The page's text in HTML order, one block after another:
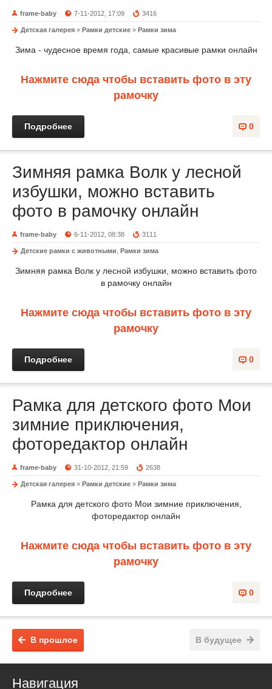
frame-baby 7-11-2012, 17:09 3416
Детская галерея » Рамки детские » Рамки зима
Зима - чудесное время года, самые красивые рамки онлайн
Нажмите сюда чтобы вставить фото в эту
рамочку
0
Подробнее
Зимняя рамка Волк у лесной
избушки, можно вставить
фото в рамочку онлайн
frame-baby 6-11-2012, 08:38 3111
Детские рамки с животными Рамки зима
Зимняя рамка Волк у лесной избушки, можно вставить фото
в рамочку онлайн
Нажмите сюда чтобы вставить фото в эту
рамочку
0
Подробнее
Рамка для детского фото Мои
зимние приключения,
фоторедактор онлайн
frame-baby 31-10-2012, 21:59 2638
Детская галерея » Рамки детские » Рамки зима
Рамка для детского фото Мои зимние приключения,
фоторедактор онлайн
Нажмите сюда чтобы вставить фото в эту
рамочку
0
Подробнее
В будущее
В прошлое
Навигация